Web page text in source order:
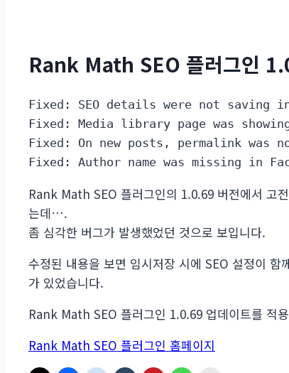
Rank Math SEO 플러그인
Fixed: SEO details were not
Fixed: Media library page was
Fixed: On new posts, permalink
Fixed: Author name was missing in
Rank Math SEO 플러그인의 1.0.69 버전에서 고
는데….
좀 심각한 버그가 발생했었던 것으로 보입니다.
수정된 내용을 보면 임시저장 시에 SEO 설정이
가 있었습니다.
Rank Math SEO 플러그인 1.0.69 업데이트를 적
Rank Math SEO 플러그인 홈페이지